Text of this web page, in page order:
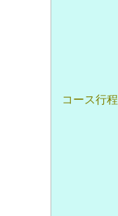
コース行程